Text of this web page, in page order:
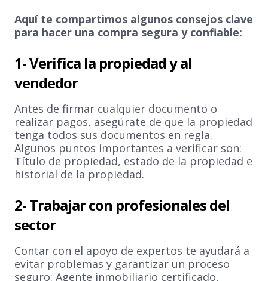
Aquí te compartimos algunos consejos clave
para hacer una compra segura y confiable:
1- Verifica la propiedad y al
vendedor
Antes de firmar cualquier documento o
realizar pagos, asegúrate de que la propiedad
tenga todos sus documentos en regla.
Algunos puntos importantes a verificar son:
Título de propiedad, estado de la propiedad e
historial de la propiedad.
2- Trabajar con profesionales del
sector
Contar con el apoyo de expertos te ayudará a
evitar problemas y garantizar un proceso
seguro: Agente inmobiliario certificado,